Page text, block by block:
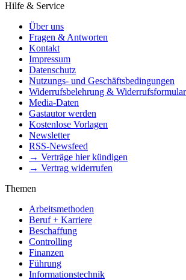
Hilfe & Service
Über uns
Fragen & Antworten
Kontakt
Impressum
Datenschutz
Nutzungs- und Geschäftsbedingungen
Widerrufsbelehrung & Widerrufsformular
Media-Daten
Gastautor werden
Kostenlose Vorlagen
Newsletter
RSS-Newsfeed
→ Verträge hier kündigen
→ Vertrag widerrufen
Themen
Arbeitsmethoden
Beruf + Karriere
Beschaffung
Controlling
Finanzen
Führung
Informationstechnik